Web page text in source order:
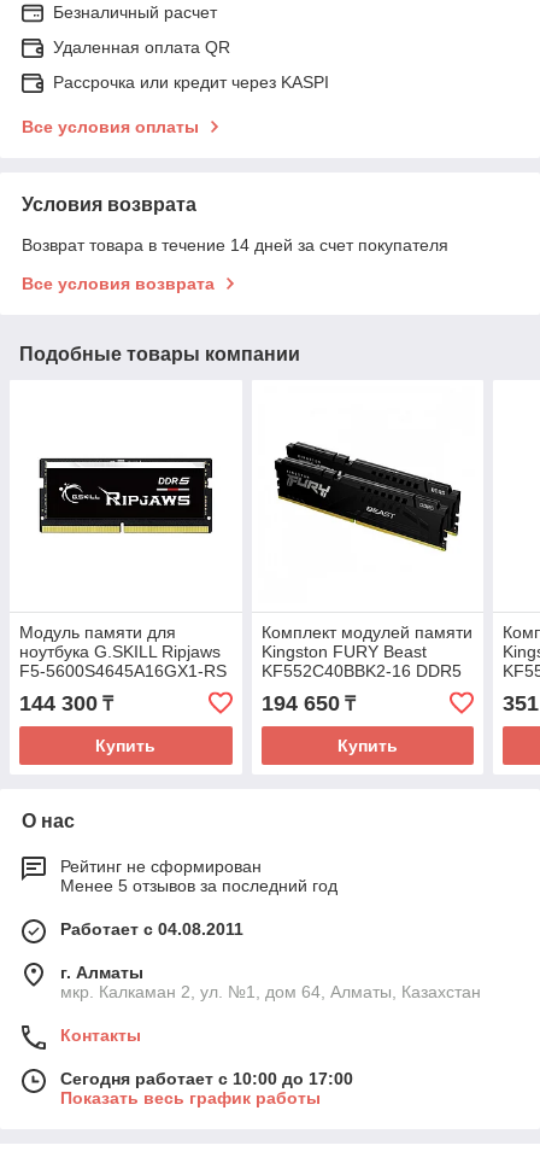
Безналичный расчет
Удаленная оплата QR
Рассрочка или кредит через KASPI
Все условия оплаты
Условия возврата
Возврат товара в течение 14 дней за счет покупателя
Все условия возврата
Подобные товары компании
Модуль памяти для
ноутбука G.SKILL Ripjaws
F5-5600S4645A16GX1-RS
16GB 5600MHz
144 300 ₸
Купить
Комплект модулей памяти
Kingston FURY Beast
KF552C40BBK2-16 DDR5
16GB (Kit 2x8GB)
5200MHz
194 650₸
Купить
О нас
Рейтинг не сформирован
Менее 5 отзывов за последний год
Работает с 04.08.2011
г. Алматы
мкр. Калкаман 2, ул. №1, дом 64, Алматы, Казахстан
Контакты
Сегодня работает с 10:00 до 17:00
Показать весь график работы